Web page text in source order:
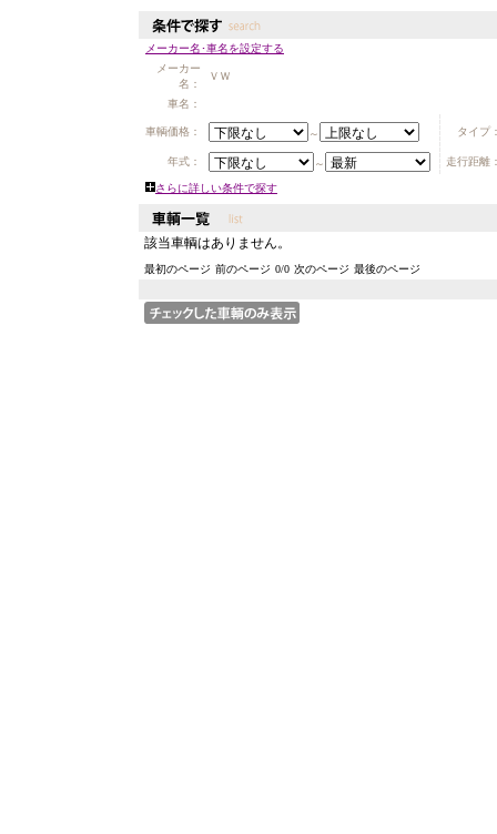
メーカー名･車名を設定する
メーカー
名：
ＶＷ
車名：
車輌価格： ～ タイプ
年式： ～ 走行距離
さらに詳しい条件で探す
該当車輌はありません。
最初のページ 前のページ 0/0 次のページ 最後のページ